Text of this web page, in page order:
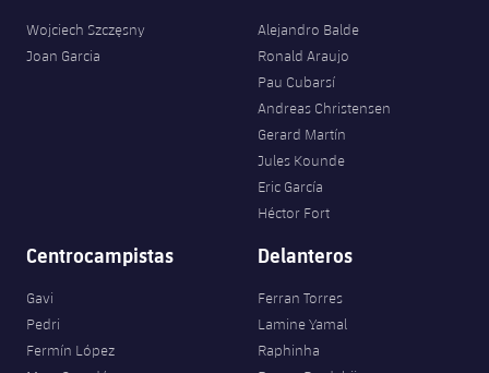
Wojciech Szczęsny
Joan Garcia
Alejandro Balde
Ronald Araujo
Pau Cubarsí
Andreas Christensen
Gerard Martín
Jules Kounde
Eric García
Héctor Fort
Centrocampistas
Gavi
Pedri
Fermín López
Delanteros
Ferran Torres
Lamine Yamal
Raphinha